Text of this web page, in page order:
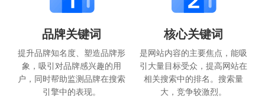
品牌关键词
提升品牌知名度、塑造品牌形
象，吸引对品牌感兴趣的用
户，同时帮助监测品牌在搜索
引擎中的表现。
核心关键词
是网站内容的主要焦点，能吸
引大量目标受众，提高网站在
相关搜索中的排名。搜索量
大，竞争较激烈。